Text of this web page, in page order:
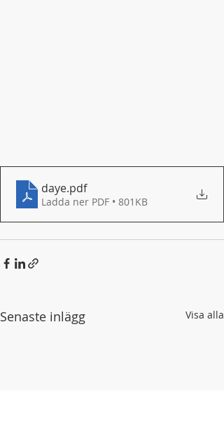
daye.pdf
Ladda ner PDF • 801KB
Senaste inlägg Visa alla